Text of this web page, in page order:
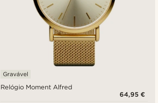
Relógio Moment Alfred
Gravável
64,95 €